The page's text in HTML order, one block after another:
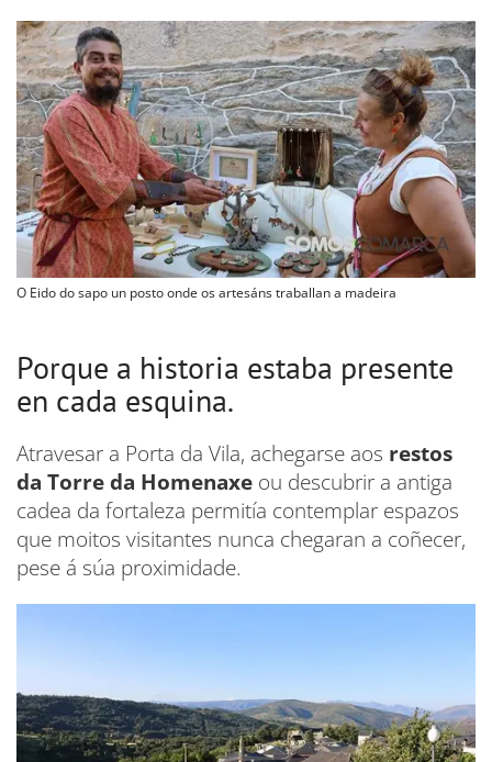
O Eido do sapo un posto onde os artesáns traballan a madeira
Porque a historia estaba presente
en cada esquina.
Atravesar a Porta da Vila, achegarse aos restos
da Torre da Homenaxe ou descubrir a antiga
cadea da fortaleza permitía contemplar espazos
que moitos visitantes nunca chegaran a coñecer,
pese á súa proximidade.